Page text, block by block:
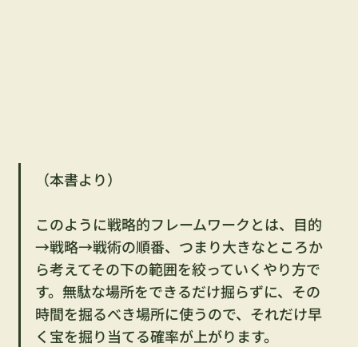
（本書より）
このように戦略的フレームワークとは、目的
→戦略→戦術の順番、つまり大きなところか
ら考えてその下の範囲を絞っていくやり方で
す。無駄な場所をできるだけ掘らずに、その
時間を掘るべき場所に使うので、それだけ早
く宝を掘り当てる確率が上がります。